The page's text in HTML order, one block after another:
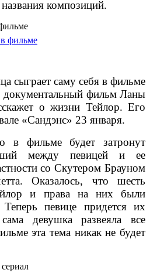
названия композиций.
сыграет саму себя в фильме
документальный фильм Ланы
о жизни Тейлор. Его
«Сандэнс» 23 января.
в фильме будет затронут
между певицей и ее
со Скутером Брауном
Оказалось, что шесть
и права на них были
певице придется их
девушка развеяла все
эта тема никак не будет